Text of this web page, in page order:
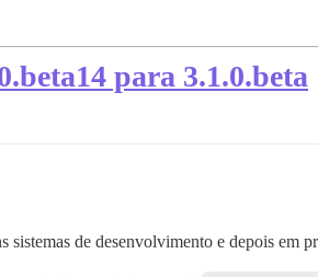
para 3.1.0.beta
de desenvolvimento e depois em